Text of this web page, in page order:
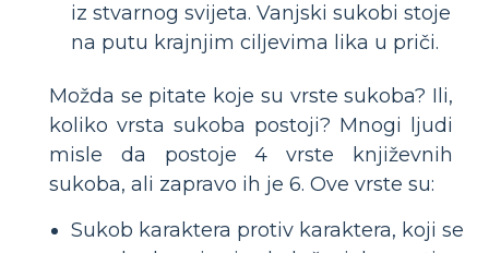
iz stvarnog svijeta. Vanjski sukobi stoje
na putu krajnjim ciljevima lika u priči.
Možda se pitate koje su vrste sukoba? Ili,
koliko vrsta sukoba postoji? Mnogi ljudi
misle da postoje 4 vrste književnih
sukoba, ali zapravo ih je 6. Ove vrste su:
Sukob karaktera protiv karaktera, koji se